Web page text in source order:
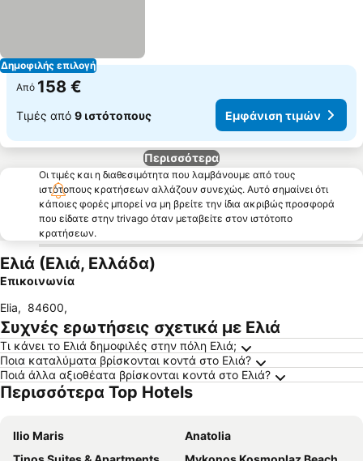
Δημοφιλής επιλογή
Από 158 €
Τιμές από 9 ιστότοπους Εμφάνιση τιμών
Περισσότερα
Οι τιμές και η διαθεσιμότητα που λαμβάνουμε από τους
ιστότοπους κρατήσεων αλλάζουν συνεχώς. Αυτό σημαίνει ότι
κάποιες φορές μπορεί να μη βρείτε την ίδια ακριβώς προσφορά
που είδατε στην trivago όταν μεταβείτε στον ιστότοπο
κρατήσεων.
Ελιά (Ελιά, Ελλάδα)
Επικοινωνία
Elia, 84600,
Συχνές ερωτήσεις σχετικά με Ελιά
Τι κάνει το Ελιά δημοφιλές στην πόλη Ελιά;
Ποια καταλύματα βρίσκονται κοντά στο Ελιά?
Ποιά άλλα αξιοθέατα βρίσκονται κοντά στο Ελιά?
Περισσότερα Top Hotels
Ilio Maris
Anatolia